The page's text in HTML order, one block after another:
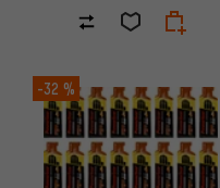
-32 %